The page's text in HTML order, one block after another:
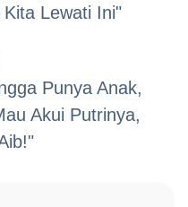
Lewati Ini"
Punya Anak,
Akui Putrinya,